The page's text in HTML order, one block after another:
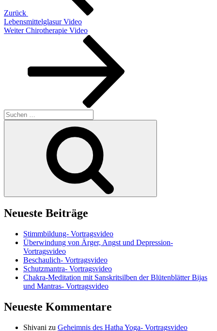
Zurück
Lebensmittelglasur Video
Nächster
Weiter Chirotherapie Video
Suchen
nach:
Neueste Beiträge
Stimmbildung- Vortragsvideo
Überwindung von Ärger, Angst und Depression-
Vortragsvideo
Beschaulich- Vortragsvideo
Schutzmantra- Vortragsvideo
Chakra-Meditation mit Sanskritsilben der Blütenblätter Bijas
und Mantras- Vortragsvideo
Neueste Kommentare
Shivani zu Geheimnis des Hatha Yoga- Vortragsvideo